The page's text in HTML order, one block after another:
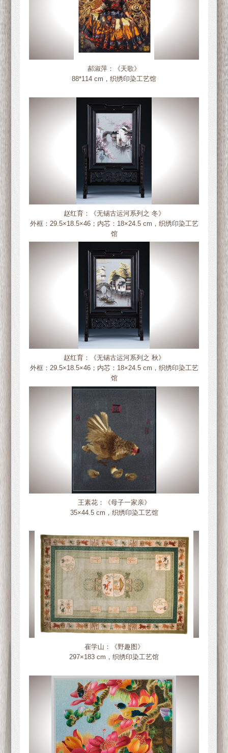
郝淑萍：《天歌》
88*114 cm，织绣印染工艺馆
赵红育：《无锡古运河系列之 冬》
外框：29.5×18.5×46；内芯：18×24.5 cm，织绣印染工艺
馆
赵红育：《无锡古运河系列之 秋》
外框：29.5×18.5×46；内芯：18×24.5 cm，织绣印染工艺
馆
王素花：《母子一家亲》
35×44.5 cm，织绣印染工艺馆
崔学山：《野趣图》
297×183 cm，织绣印染工艺馆